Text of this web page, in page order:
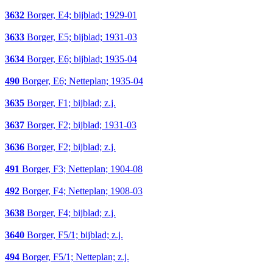
3632 Borger, E4; bijblad; 1929-01
3633 Borger, E5; bijblad; 1931-03
3634 Borger, E6; bijblad; 1935-04
490 Borger, E6; Netteplan; 1935-04
3635 Borger, F1; bijblad; z.j.
3637 Borger, F2; bijblad; 1931-03
3636 Borger, F2; bijblad; z.j.
491 Borger, F3; Netteplan; 1904-08
492 Borger, F4; Netteplan; 1908-03
3638 Borger, F4; bijblad; z.j.
3640 Borger, F5/1; bijblad; z.j.
494 Borger, F5/1; Netteplan; z.j.